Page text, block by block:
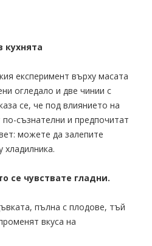
кухнята
експеримент върху масата
огледало и две чинии с
се, че под влиянието на
съзнателни и предпочитат
можете да залепите
хладилника.
се чувствате гладни.
пълна с плодове, тъй
вкуса на